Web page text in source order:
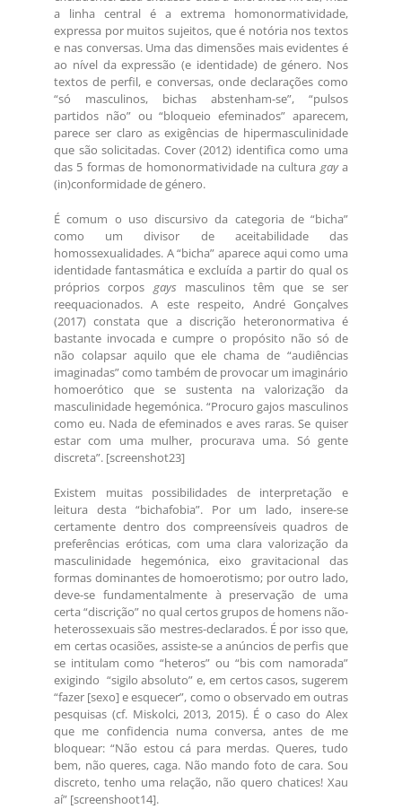
a linha central é a extrema homonormatividade,
expressa por muitos sujeitos, que é notória nos textos
e nas conversas. Uma das dimensões mais evidentes é
ao nível da expressão (e identidade) de género. Nos
textos de perfil, e conversas, onde declarações como
“só masculinos, bichas abstenham-se”, “pulsos
partidos não” ou “bloqueio efeminados” aparecem,
parece ser claro as exigências de hipermasculinidade
que são solicitadas. Cover (2012) identifica como uma
das 5 formas de homonormatividade na cultura gaya
(in)conformidade de género.
É comum o uso discursivo da categoria de “bicha”
como um divisor de aceitabilidade das
homossexualidades. A “bicha” aparece aqui como uma
identidade fantasmática e excluída a partir do qual os
próprios corpos gays masculinos têm que se ser
reequacionados. A este respeito, André Gonçalves
(2017) constata que a discrição heteronormativa é
bastante invocada e cumpre o propósito não só de
não colapsar aquilo que ele chama de “audiências
imaginadas” como também de provocar um imaginário
homoerótico que se sustenta na valorização da
masculinidade hegemónica. “Procuro gajos masculinos
como eu. Nada de efeminados e aves raras. Se quiser
estar com uma mulher, procurava uma. Só gente
discreta”. [screenshot23]
Existem muitas possibilidades de interpretação e
leitura desta “bichafobia”. Por um lado, insere-se
certamente dentro dos compreensíveis quadros de
preferências eróticas, com uma clara valorização da
masculinidade hegemónica, eixo gravitacional das
formas dominantes de homoerotismo; por outro lado,
deve-se fundamentalmente à preservação de uma
certa “discrição” no qual certos grupos de homens não-
heterossexuais são mestres-declarados. É por isso que,
em certas ocasiões, assiste-se a anúncios de perfis que
se intitulam como “heteros” ou “bis com namorada”
exigindo “sigilo absoluto” e, em certos casos, sugerem
“fazer [sexo] e esquecer”, como o observado em outras
pesquisas (cf. Miskolci, 2013, 2015). É o caso do Alex
que me confidencia numa conversa, antes de me
bloquear: “Não estou cá para merdas. Queres, tudo
bem, não queres, caga. Não mando foto de cara. Sou
discreto, tenho uma relação, não quero chatices! Xau
aí” [screenshoot14].